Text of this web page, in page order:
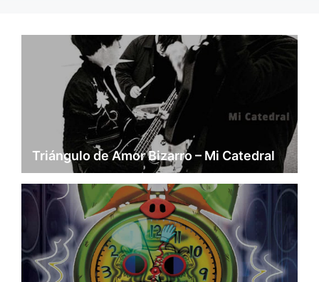
Triángulo de Amor Bizarro – Mi Catedral